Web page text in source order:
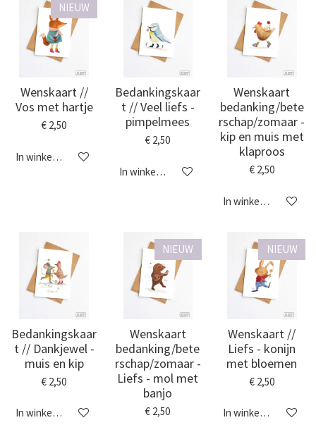
NIEUW
Wenskaart //
Vos met hartje
€ 2,50
In winkelwagen
Bedankingskaar
t // Veel liefs -
pimpelmees
€ 2,50
In winkelwagen
Wenskaart
bedanking/bete
rschap/zomaar -
kip en muis met
klaproos
€ 2,50
In winkelwagen
Bedankingskaar
t // Dankjewel -
muis en kip
€ 2,50
In winkelwagen
NIEUW
Wenskaart
bedanking/bete
rschap/zomaar -
Liefs - mol met
banjo
€ 2,50
NIEUW
Wenskaart //
Liefs - konijn
met bloemen
€ 2,50
In winkelwagen